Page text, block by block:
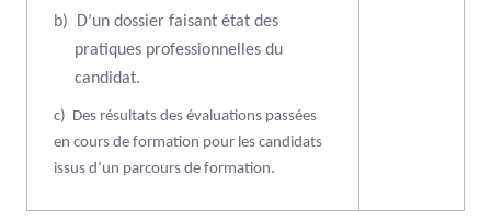
b)
D’un dossier faisant état des
pratiques professionnelles du
candidat.
c) Des résultats des évaluations passées
en cours de formation pour les candidats
issus d’un parcours de formation.